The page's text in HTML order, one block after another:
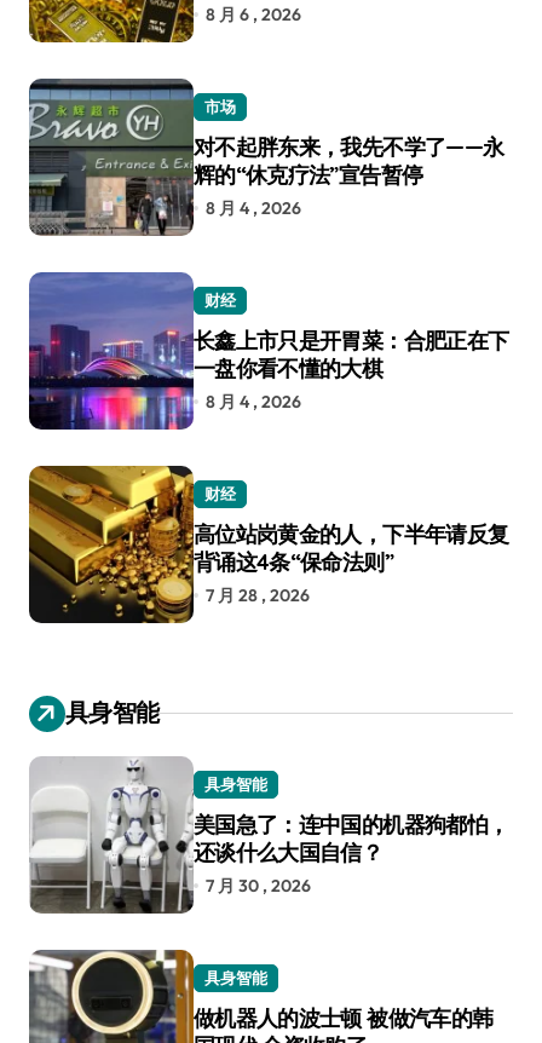
8 月 6 , 2026
市场
对不起胖东来，我先不学了——永
辉的“休克疗法”宣告暂停
8 月 4 , 2026
财经
长鑫上市只是开胃菜：合肥正在下
一盘你看不懂的大棋
8 月 4 , 2026
财经
高位站岗黄金的人，下半年请反复
背诵这4条“保命法则”
7 月 28 , 2026
具身智能
具身智能
美国急了：连中国的机器狗都怕，
还谈什么大国自信？
7 月 30 , 2026
具身智能
做机器人的波士顿 被做汽车的韩